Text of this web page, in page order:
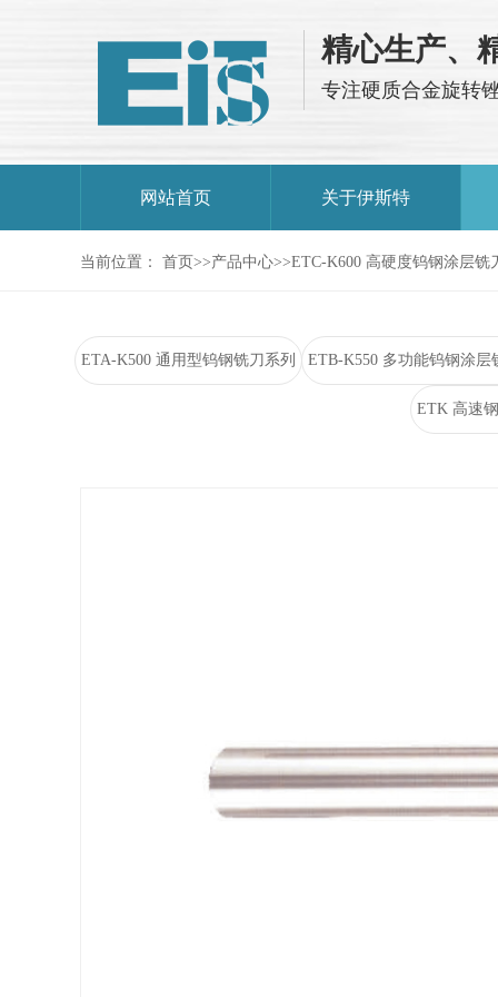
精心生产、
专注硬质合金旋转
网站首页 关于伊斯特
当前位置： 首页 >>产品中心>>ETC-K600 高硬度钨钢涂层铣
ETA-K500 通用型钨钢铣刀系列 ETB-K550 多功能钨钢涂层
ETK 高速